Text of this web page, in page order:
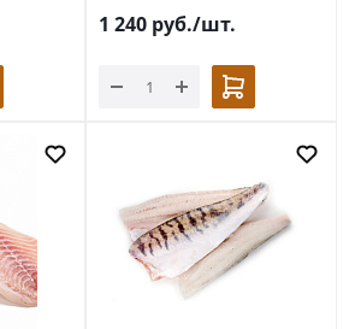
1 240 руб./шт.